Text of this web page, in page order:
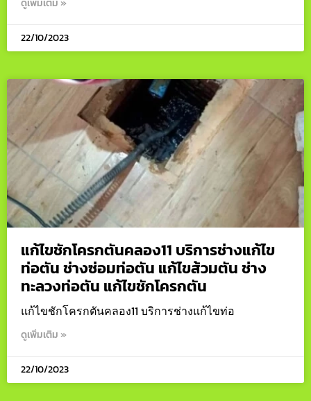
ดูเพิ่มเติม »
22/10/2023
แก้ไขชักโครกตันคลอง11 บริการช่างแก้ไข
ท่อตัน ช่างซ่อมท่อตัน แก้ไขส้วมตัน ช่าง
ทะลวงท่อตัน แก้ไขชักโครกตัน
แก้ไขชักโครกตันคลอง11 บริการช่างแก้ไขท่อ
ดูเพิ่มเติม »
22/10/2023